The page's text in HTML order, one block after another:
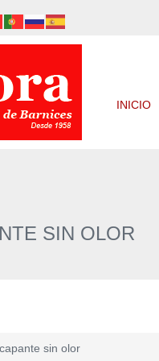
INICIO
SIN OLOR
sin olor